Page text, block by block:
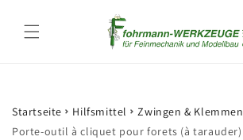
au
Startseite Hilfsmittel
Zwingen & Klemmen
Porte-outil à cliquet pour forets (à tarauder)